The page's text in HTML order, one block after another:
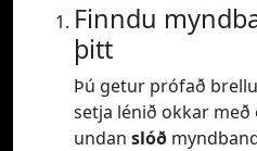
Finndu
þitt
Þú getur prófað
setja lénið okkar
undan slóð